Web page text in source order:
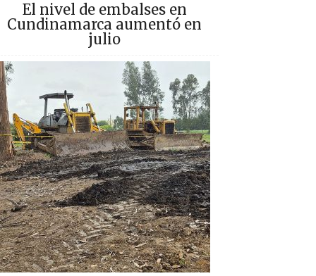
El nivel de embalses en
Cundinamarca aumentó en
julio